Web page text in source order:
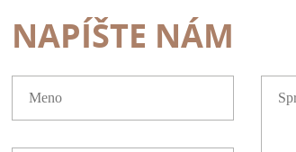
NAPÍŠTE NÁM